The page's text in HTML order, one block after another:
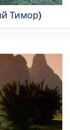
Тимор)